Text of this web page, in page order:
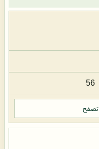
56
تصفح